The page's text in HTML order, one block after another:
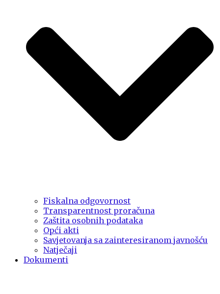
Fiskalna odgovornost
Transparentnost proračuna
Zaštita osobnih podataka
Opći akti
Savjetovanja sa zainteresiranom javnošću
Natječaji
Dokumenti